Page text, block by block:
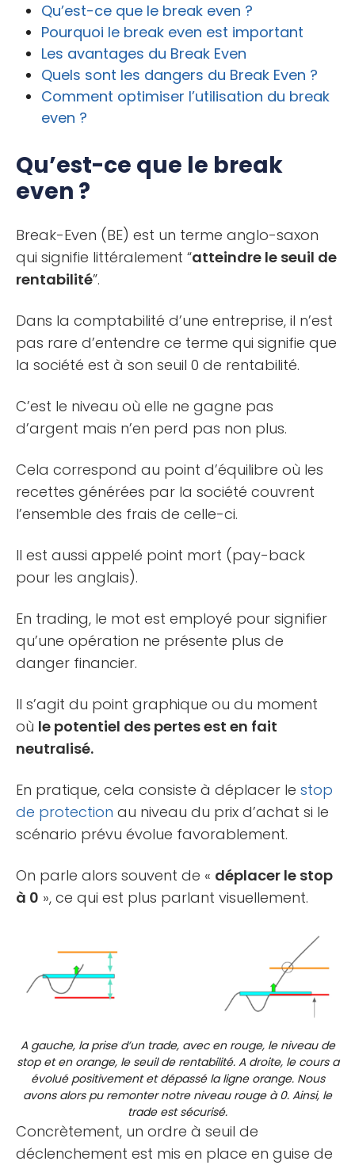
Qu’est-ce que le break even ?
Pourquoi le break even est important
Les avantages du Break Even
Quels sont les dangers du Break Even ?
Comment optimiser l’utilisation du break
even ?
Qu’est-ce que le break
even ?
Break-Even (BE) est un terme anglo-saxon
qui signifie littéralement “atteindre le seuil de
rentabilité”.
Dans la comptabilité d’une entreprise, il n’est
pas rare d’entendre ce terme qui signifie que
la société est à son seuil 0 de rentabilité.
C’est le niveau où elle ne gagne pas
d’argent mais n’en perd pas non plus.
Cela correspond au point d’équilibre où les
recettes générées par la société couvrent
l’ensemble des frais de celle-ci.
Il est aussi appelé point mort (pay-back
pour les anglais).
En trading, le mot est employé pour signifier
qu’une opération ne présente plus de
danger financier.
Il s’agit du point graphique ou du moment
où le potentiel des pertes est en fait
neutralisé.
En pratique, cela consiste à déplacer le stop
de protection au niveau du prix d’achat si le
scénario prévu évolue favorablement.
On parle alors souvent de « déplacer le stop
à 0 », ce qui est plus parlant visuellement.
A gauche, la prise d’un trade, avec en rouge, le niveau de
stop et en orange, le seuil de rentabilité. A droite, le cours a
évolué positivement et dépassé la ligne orange. Nous
avons alors pu remonter notre niveau rouge à 0. Ainsi, le
trade est sécurisé.
Concrètement, un ordre à seuil de
déclenchement est mis en place en guise de